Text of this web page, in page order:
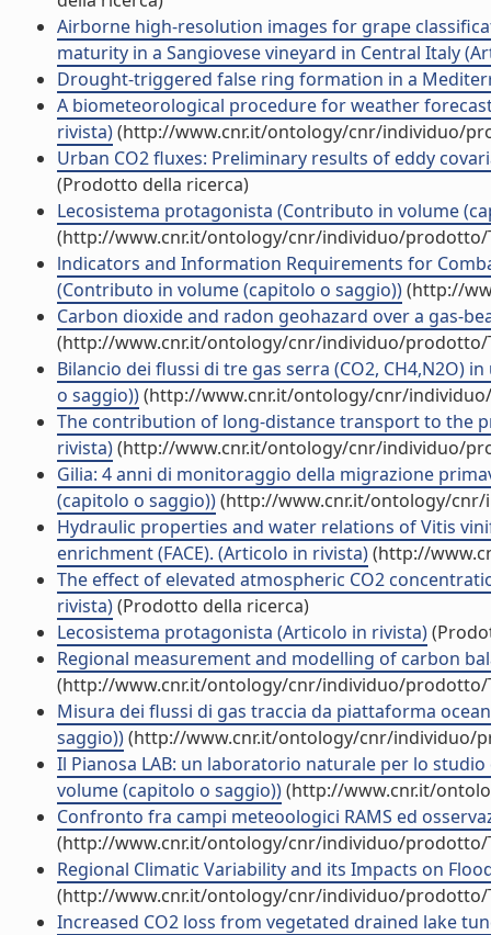
Airborne high-resolution images for grape
maturity in a Sangiovese vineyard in Central Italy
Drought-triggered false ring formation in a
A biometeorological procedure for weather
rivista)(http://www.cnr.it/ontology/cnr/individuo/
Urban CO2 fluxes: Preliminary results of eddy
(Prodotto della ricerca)
Lecosistema protagonista (Contributo in volume
(http://www.cnr.it/ontology/cnr/individuo/prodotto/
lndicators and Information Requirements for
(Contributo in volume (capitolo o saggio))(http://
Carbon dioxide and radon geohazard over a gas-
(http://www.cnr.it/ontology/cnr/individuo/prodotto/
Bilancio dei flussi di tre gas serra (CO2,
o saggio))(http://www.cnr.it/ontology/cnr/
The contribution of long-distance transport to the
rivista)(http://www.cnr.it/ontology/cnr/individuo/
Gilia: 4 anni di monitoraggio della migrazione
(capitolo o saggio))(http://www.cnr.it/ontology/
Hydraulic properties and water relations of Vitis
enrichment (FACE). (Articolo in rivista)(http://
The effect of elevated atmospheric CO2
rivista)(Prodotto della ricerca)
Lecosistema protagonista (Articolo in rivista)
Regional measurement and modelling of carbon
(http://www.cnr.it/ontology/cnr/individuo/prodotto/
Misura dei flussi di gas traccia da piattaforma
saggio))(http://www.cnr.it/ontology/cnr/individuo/
Il Pianosa LAB: un laboratorio naturale per lo
volume (capitolo o saggio))(http://www.cnr.it/
Confronto fra campi meteoologici RAMS ed
(http://www.cnr.it/ontology/cnr/individuo/prodotto/
Regional Climatic Variability and its Impacts on
(http://www.cnr.it/ontology/cnr/individuo/prodotto/
Increased CO2 loss from vegetated drained lake